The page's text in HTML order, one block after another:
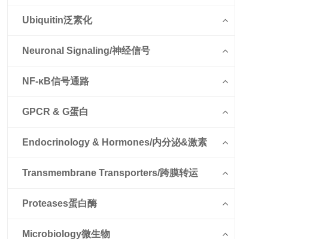
Ubiquitin泛素化
Neuronal Signaling/神经信号
NF-κB信号通路
GPCR & G蛋白
Endocrinology & Hormones/内分泌&激素
Transmembrane Transporters/跨膜转运
Proteases蛋白酶
Microbiology微生物